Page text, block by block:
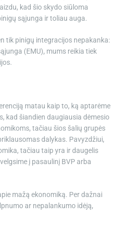
kad šio skydo siūloma
sąjunga ir toliau auga.
tik pinigų integracijos nepakanka:
(EMU), mums reikia tiek
matau kaip to, ką aptarėme
kad šiandien daugiausia dėmesio
tačiau šios šalių grupės
dalykas. Pavyzdžiui,
tačiau taip yra ir daugelis
į pasaulinį BVP arba
mažą ekonomiką. Per dažnai
ar nepalankumo idėją,